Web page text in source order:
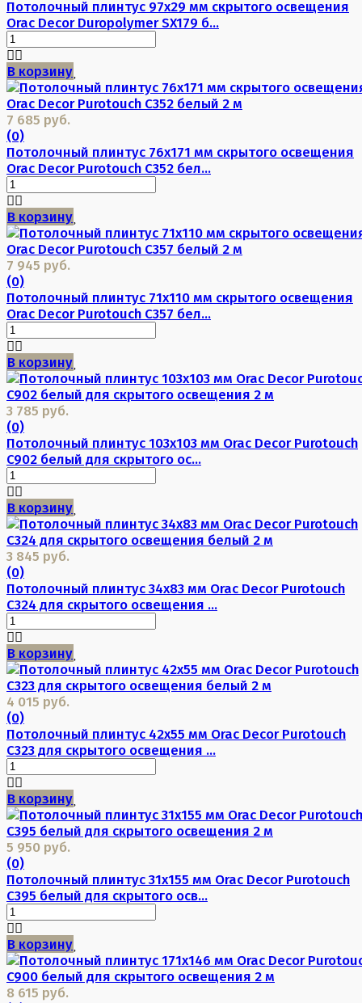
Потолочный плинтус 97х29 мм скрытого освещения
Orac Decor Duropolymer SX179 б...
В корзину
7 685 руб.
(0)
Потолочный плинтус 76х171 мм скрытого освещения
Orac Decor Purotouch C352 бел...
В корзину
7 945 руб.
(0)
Потолочный плинтус 71х110 мм скрытого освещения
Orac Decor Purotouch C357 бел...
В корзину
3 785 руб.
(0)
Потолочный плинтус 103х103 мм Orac Decor Purotouch
C902 белый для скрытого ос...
В корзину
3 845 руб.
(0)
Потолочный плинтус 34х83 мм Orac Decor Purotouch
C324 для скрытого освещения ...
В корзину
4 015 руб.
(0)
Потолочный плинтус 42х55 мм Orac Decor Purotouch
C323 для скрытого освещения ...
В корзину
5 950 руб.
(0)
Потолочный плинтус 31х155 мм Orac Decor Purotouch
C395 белый для скрытого осв...
В корзину
8 615 руб.